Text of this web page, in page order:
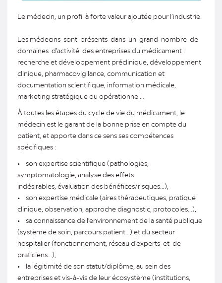
Le médecin, un profil à forte valeur ajoutée pour l’industrie.
Les médecins sont présents dans un grand nombre de
domaines d’activité des entreprises du médicament :
recherche et développement préclinique, développement
clinique, pharmacovigilance, communication et
documentation scientifique, information médicale,
marketing stratégique ou opérationnel…
À toutes les étapes du cycle de vie du médicament, le
médecin est le garant de la bonne prise en compte du
patient, et apporte dans ce sens ses compétences
spécifiques :
• son expertise scientifique (pathologies,
symptomatologie, analyse des effets
indésirables, évaluation des bénéfices/risques…),
• son expertise médicale (aires thérapeutiques, pratique
clinique, observation, approche diagnostic, protocoles…),
• sa connaissance de l’environnement de la santé publique
(système de soin, parcours patient…) et du secteur
hospitalier (fonctionnement, réseau d’experts et de
praticiens…),
• la légitimité de son statut/diplôme, au sein des
entreprises et vis-à-vis de leur écosystème (institutions,